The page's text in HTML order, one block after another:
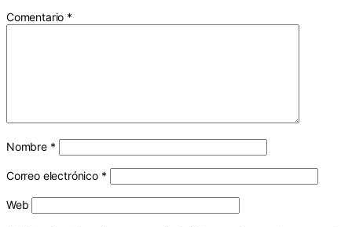
Comentario *
Nombre *
Correo electrónico *
Web